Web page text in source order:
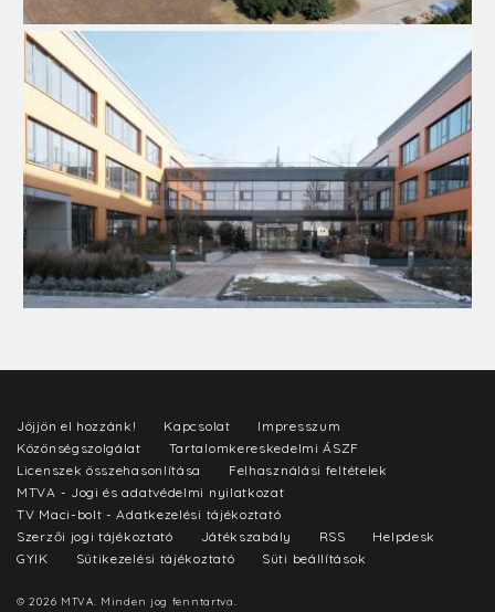
Jöjjön el hozzánk! Kapcsolat
Impresszum
Közönségszolgálat
Tartalomkereskedelmi ÁSZF
Licenszek összehasonlítása
Felhasználási feltételek
MTVA - Jogi és adatvédelmi nyilatkozat
TV Maci-bolt - Adatkezelési tájékoztató
Szerzői jogi tájékoztató
Játékszabály RSS
Helpdesk
GYIK
Sütikezelési tájékoztató Süti beállítások
© 2026 MTVA. Minden jog fenntartva.